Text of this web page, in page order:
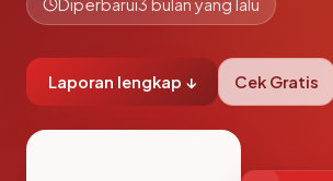
Diperbarui3 bulan yang lalu
Laporan lengkap ↓ Cek Gratis